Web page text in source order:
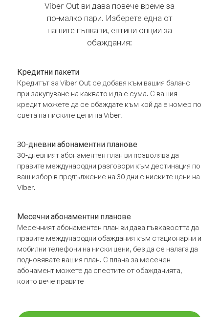
Viber Out ви дава повече време за
по-малко пари. Изберете една от
нашите гъвкави, евтини опции за
обаждания:
Кредитни пакети
Кредитът за Viber Out се добавя към вашия баланс
при закупуване на каквато и да е сума. С вашия
кредит можете да се обаждате към кой да е номер по
света на ниските цени на Viber.
30-дневни абонаментни планове
30-дневният абонаментен план ви позволява да
правите международни разговори към дестинация по
ваш избор в продължение на 30 дни с ниските цени на
Viber.
Месечни абонаментни планове
Месечният абонаментен план ви дава гъвкавостта да
правите международни обаждания към стационарни и
мобилни телефони на ниски цени, без да се налага да
подновявате вашия план. С плана за месечен
абонамент можете да спестите от обажданията,
които вече правите